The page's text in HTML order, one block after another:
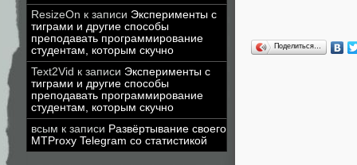
ResizeOn к записи Эксперименты с
тиграми и другие способы
преподавать программирование
студентам, которым скучно
Text2Vid к записи Эксперименты с
тиграми и другие способы
преподавать программирование
студентам, которым скучно
всым к записи Развёртывание своего
MTProxy Telegram со статистикой
Поделиться…